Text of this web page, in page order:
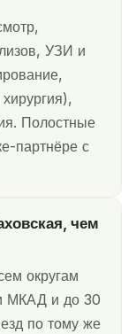
УЗИ и
Полостные
партнёре с
чем
округам
МКАД и до 30
по тому же